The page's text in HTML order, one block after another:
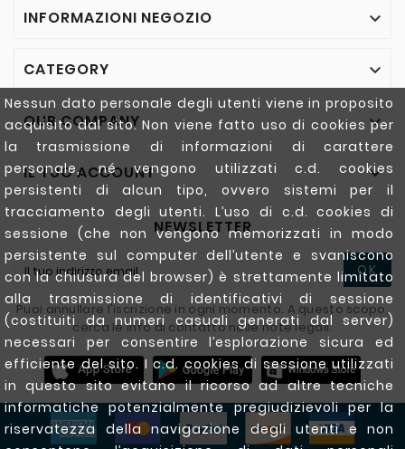
Nessun dato personale degli utenti viene in proposito
acquisito dal sito. Non viene fatto uso di cookies per
la trasmissione di informazioni di carattere
personale, né vengono utilizzati c.d. cookies
persistenti di alcun tipo, ovvero sistemi per il
tracciamento degli utenti. L’uso di c.d. cookies di
sessione (che non vengono memorizzati in modo
persistente sul computer dell’utente e svaniscono
con la chiusura del browser) è strettamente limitato
alla trasmissione di identificativi di sessione
(costituiti da numeri casuali generati dal server)
necessari per consentire l’esplorazione sicura ed
efficiente del sito. I c.d. cookies di sessione utilizzati
in questo sito evitano il ricorso ad altre tecniche
informatiche potenzialmente pregiudizievoli per la
riservatezza della navigazione degli utenti e non
INFORMAZIONI NEGOZIO 
CATEGORY 
OUR COMPANY 
IL TUO ACCOUNT 
NEWSLETTER
OK
Puoi annullare l'iscrizione in ogni momento. A questo scopo,
cerca le info di contatto nelle note legali.